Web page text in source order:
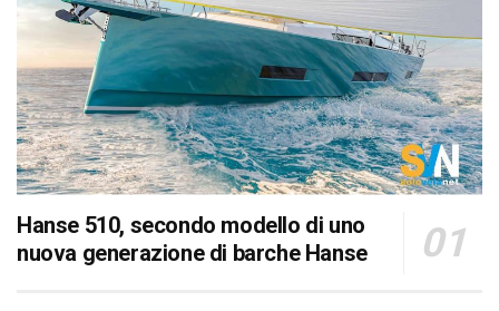
Hanse 510, secondo modello di uno
nuova generazione di barche Hanse